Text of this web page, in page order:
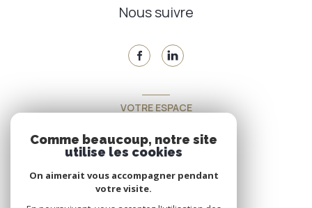
Nous suivre
VOTRE ESPACE
Espace propriétaire
SE CONNECTER
Comme beaucoup, notre site
utilise les cookies
On aimerait vous accompagner pendant
votre visite.